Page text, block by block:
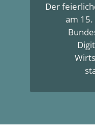
Der
am